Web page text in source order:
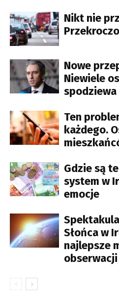
Nikt nie
Nowe
Niewiele
spodziewa
Ten
każdego.
Gdzie są
system w
emocje
Słońca w
najlepsze
obserwacji